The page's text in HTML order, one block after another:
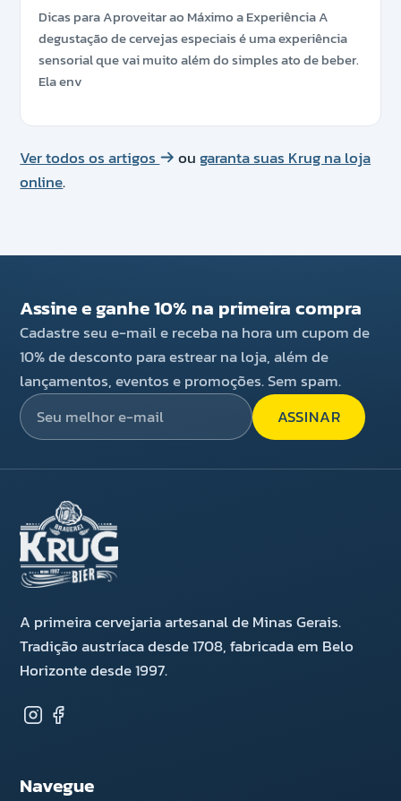
Dicas para Aproveitar ao Máximo a Experiência A
degustação de cervejas especiais é uma experiência
sensorial que vai muito além do simples ato de beber.
Ela env
Ver todos os artigos ougaranta suas Krug na loja
online.
Assine e ganhe 10% na primeira compra
Cadastre seu e-mail e receba na hora um cupom de
10% de desconto para estrear na loja, além de
lançamentos, eventos e promoções. Sem spam.
ASSINAR
A primeira cervejaria artesanal de Minas Gerais.
Tradição austríaca desde 1708, fabricada em Belo
Horizonte desde 1997.
Navegue